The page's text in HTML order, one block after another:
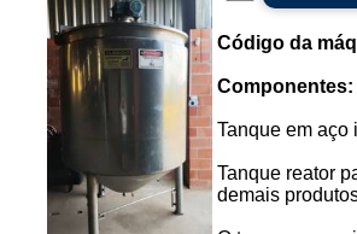
Código da
Componentes:
Tanque em aço
Tanque reator
demais